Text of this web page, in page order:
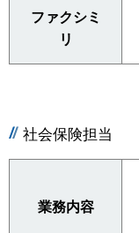
ファクシミ
リ
社会保険担当
業務内容